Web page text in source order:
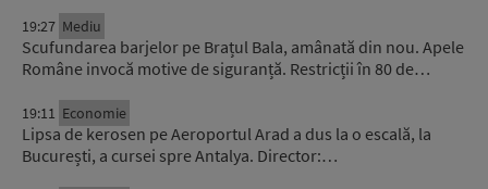
19:27 Mediu
Scufundarea barjelor pe Brațul Bala, amânată din nou. Apele
Române invocă motive de siguranță. Restricții în 80 de…
19:11 Economie
Lipsa de kerosen pe Aeroportul Arad a dus la o escală, la
București, a cursei spre Antalya. Director:…